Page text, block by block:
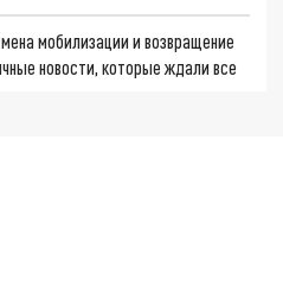
мобилизации и возвращение
новости, которые ждали все